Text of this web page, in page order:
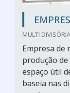
MULTI
Empresa de
produção
espaço útil
baseia nas